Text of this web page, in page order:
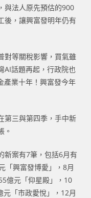
與法人原先預估的900
後，讓興富發明年仍有
對等關稅影響，買氣雖
AI話題再起，行政院也
產業十年！興富發今年
第三與第四季，手中新
。
新案有7筆，包括6月有
「興富發博愛」，8月
億元「仰星殿」，10
「市政愛悅」，12月